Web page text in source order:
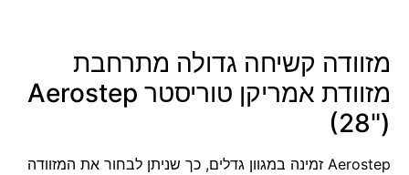
מזוודה קשיחה גדולה מתרחבת
מזוודת אמריקן טוריסטר Aerostep
(28")
Aerostep זמינה במגוון גדלים, כך שניתן לבחור את המזוודה